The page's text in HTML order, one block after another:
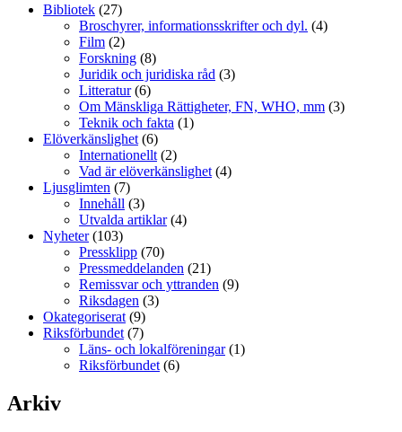
Bibliotek (27)
Broschyrer, informationsskrifter och dyl. (4)
Film (2)
Forskning (8)
Juridik och juridiska råd (3)
Litteratur(6)
Om Mänskliga Rättigheter, FN, WHO, mm (3)
Teknik och fakta (1)
Elöverkänslighet (6)
Internationellt (2)
Vad är elöverkänslighet (4)
Ljusglimten (7)
Innehåll (3)
Utvalda artiklar(4)
Nyheter(103)
Pressklipp (70)
Pressmeddelanden (21)
Remissvar och yttranden (9)
Riksdagen (3)
Okategoriserat (9)
Riksförbundet (7)
Läns- och lokalföreningar(1)
Riksförbundet (6)
Arkiv